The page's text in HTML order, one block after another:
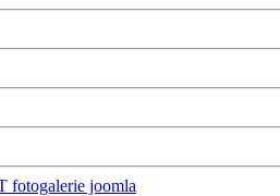
fotogalerie joomla